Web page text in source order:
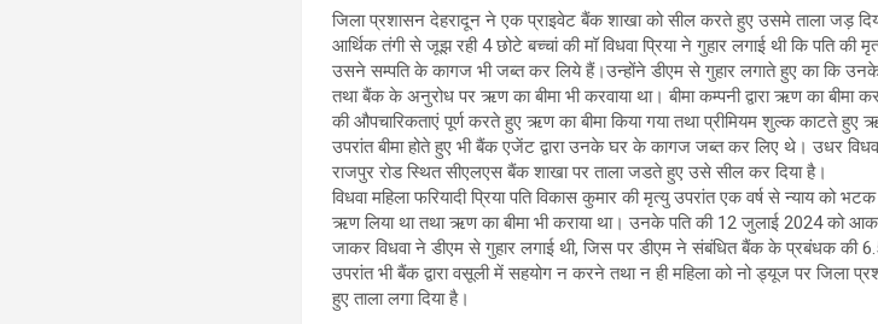
जिला प्रशासन देहरादून ने एक प्राइवेट बैंक शाखा को सील करते हुए उसमे ताला जड़
आर्थिक तंगी से जूझ रही 4 छोटे बच्चां की मॉ विधवा प्रिया ने गुहार लगाई थी कि पति
उसने सम्पति के कागज भी जब्त कर लिये हैं।उन्होंने डीएम से गुहार लगाते हुए का कि
तथा बैंक के अनुरोध पर ऋण का बीमा भी करवाया था। बीमा कम्पनी द्वारा ऋण का
की औपचारिकताएं पूर्ण करते हुए ऋण का बीमा किया गया तथा प्रीमियम शुल्क काटते
उपरांत बीमा होते हुए भी बैंक एजेंट द्वारा उनके घर के कागज जब्त कर लिए थे। उधर
राजपुर रोड स्थित सीएलएस बैंक शाखा पर ताला जडते हुए उसे सील कर दिया है।
विधवा महिला फरियादी प्रिया पति विकास कुमार की मृत्यु उपरांत एक वर्ष से न्याय को
ऋण लिया था तथा ऋण का बीमा भी कराया था। उनके पति की 12 जुलाई 2024 को
जाकर विधवा ने डीएम से गुहार लगाई थी, जिस पर डीएम ने संबंधित बैंक के प्रबंधक की
उपरांत भी बैंक द्वारा वसूली में सहयोग न करने तथा न ही महिला को नो ड्यूज पर जिला
हुए ताला लगा दिया है।